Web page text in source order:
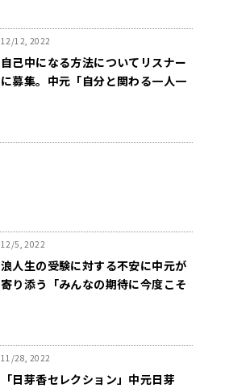
12/12, 2022
自己中になる方法についてリスナー
に募集。中元「自分と関わる一人一
12/5, 2022
浪人生の受験に対する不安に中元が
寄り添う「みんなの期待に今度こそ
11/28, 2022
「日芽香セレクション」中元日芽